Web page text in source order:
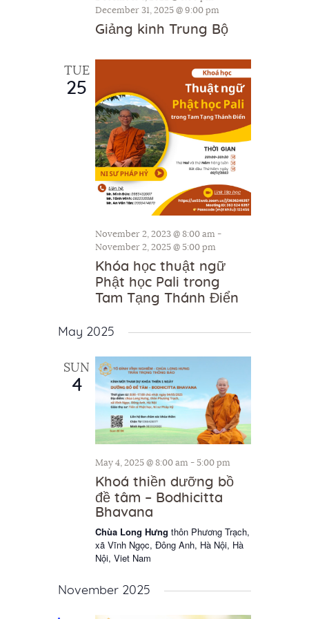
h
a
n
d
V
i
e
w
s
N
a
v
i
g
n
i
o
n
December 31, 2025 @ 9:00 pm
Giảng kinh Trung Bộ
TUE
25
November 2, 2023 @ 8:00 am -
November 2, 2025 @ 5:00 pm
Khóa học thuật ngữ
Phật học Pali trong
Tam Tạng Thánh Điển
May 2025
SUN
4
May 4, 2025 @ 8:00 am - 5:00 pm
Khoá thiền dưỡng bồ
đề tâm – Bodhicitta
Bhavana
Chùa Long Hưng thôn Phương Trạch,
xã Vĩnh Ngọc, Đông Anh, Hà Nội, Hà
Nội, Viet Nam
November 2025